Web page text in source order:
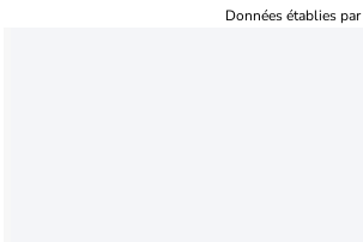
Données établies par